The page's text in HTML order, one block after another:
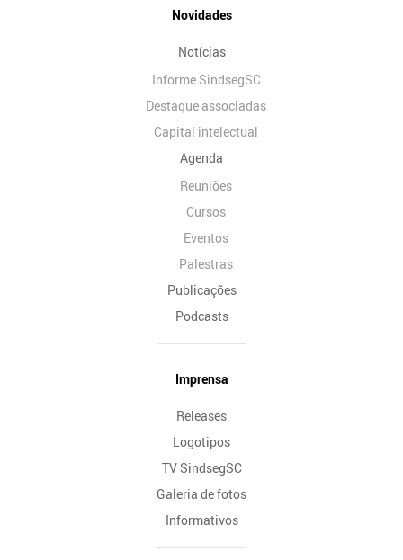
Novidades
Notícias
Informe SindsegSC
Destaque associadas
Capital intelectual
Agenda
Reuniões
Cursos
Eventos
Palestras
Publicações
Podcasts
Imprensa
Releases
Logotipos
TV SindsegSC
Galeria de fotos
Informativos